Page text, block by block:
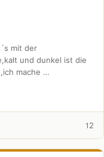
mit der
und dunkel ist die
mache …
1 2